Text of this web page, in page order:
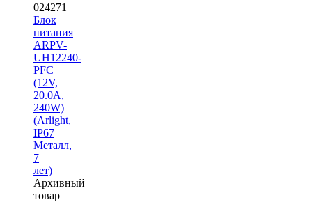
024271
Блок
питания
ARPV-
UH12240-
PFC
(12V,
20.0A,
240W)
(Arlight,
IP67
Металл,
7
лет)
Архивный
товар